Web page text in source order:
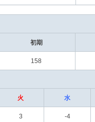
初期
158
火 水
3 -4